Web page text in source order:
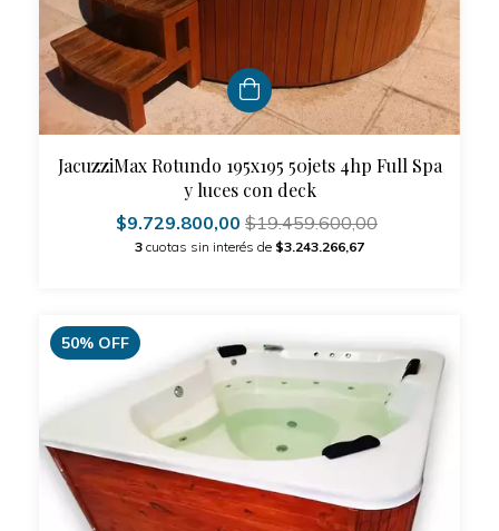
JacuzziMax Rotundo 195x195 50jets 4hp Full Spa
y luces con deck
$9.729.800,00 $19.459.600,00
3 cuotas sin interés de $3.243.266,67
50% OFF